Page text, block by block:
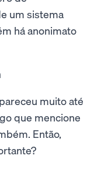
um sistema
há anonimato
muito até
que mencione
Então,